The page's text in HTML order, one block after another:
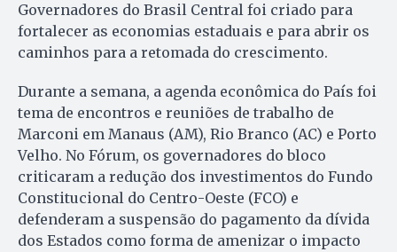
Governadores do Brasil Central foi criado para
fortalecer as economias estaduais e para abrir os
caminhos para a retomada do crescimento.
Durante a semana, a agenda econômica do País foi
tema de encontros e reuniões de trabalho de
Marconi em Manaus (AM), Rio Branco (AC) e Porto
Velho. No Fórum, os governadores do bloco
criticaram a redução dos investimentos do Fundo
Constitucional do Centro-Oeste (FCO) e
defenderam a suspensão do pagamento da dívida
dos Estados como forma de amenizar o impacto